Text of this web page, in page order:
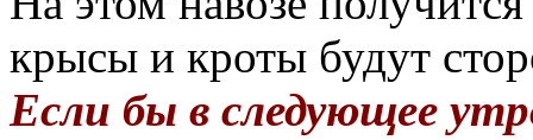
крысы и кроты будут
Если бы в следующее